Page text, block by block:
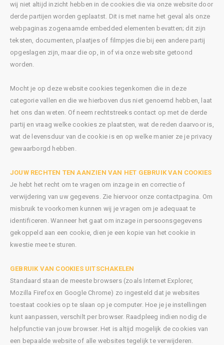
wij niet altijd inzicht hebben in de cookies die via onze website door
derde partijen worden geplaatst. Dit is met name het geval als onze
webpaginas zogenaamde embedded elementen bevatten; dit zijn
teksten, documenten, plaatjes of filmpjes die bij een andere partij
opgeslagen zijn, maar die op, in of via onze website getoond
worden.
Mocht je op deze website cookies tegenkomen die in deze
categorie vallen en die we hierboven dus niet genoemd hebben, laat
het ons dan weten. Of neem rechtstreeks contact op met de derde
partij en vraag welke cookies ze plaatsten, wat de reden daarvoor is,
wat de levensduur van de cookie is en op welke manier ze je privacy
gewaarborgd hebben.
JOUW RECHTEN TEN AANZIEN VAN HET GEBRUIK VAN COOKIES
Je hebt het recht om te vragen om inzage in en correctie of
verwijdering van uw gegevens. Zie hiervoor onze contactpagina. Om
misbruik te voorkomen kunnen wij je vragen om je adequaat te
identificeren. Wanneer het gaat om inzage in persoonsgegevens
gekoppeld aan een cookie, dien je een kopie van het cookie in
kwestie mee te sturen.
GEBRUIK VAN COOKIES UITSCHAKELEN
Standaard staan de meeste browsers (zoals Internet Explorer,
Mozilla Firefox en Google Chrome) zo ingesteld dat je websites
toestaat cookies op te slaan op je computer. Hoe je je instellingen
kunt aanpassen, verschilt per browser. Raadpleeg indien nodig de
helpfunctie van jouw browser. Het is altijd mogelijk de cookies van
een bepaalde website of alle websites tegelijk te verwijderen.